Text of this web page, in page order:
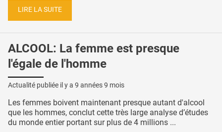
LIRE LA SUITE
ALCOOL: La femme est presque
l'égale de l'homme
Actualité publiée il y a 9 années 9 mois
Les femmes boivent maintenant presque autant d'alcool
que les hommes, conclut cette très large analyse d’études
du monde entier portant sur plus de 4 millions ...